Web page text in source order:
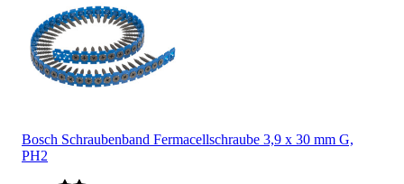
Bosch Schraubenband Fermacellschraube 3,9 x 30 mm G,
PH2